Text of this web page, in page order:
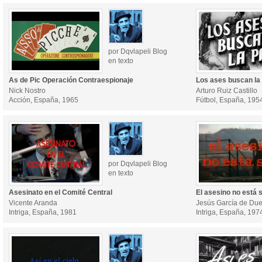
por Dqvlapeli Blog
en texto
As de Pic Operación Contraespionaje
Nick Nostro
Acción, España, 1965
Los ases buscan la
Arturo Ruiz Castillo
Fútbol, España,
por Dqvlapeli Blog
en texto
Asesinato en el Comité Central
Vicente Aranda
Intriga, España, 1981
El asesino no está
Jesús García de
Intriga, España,